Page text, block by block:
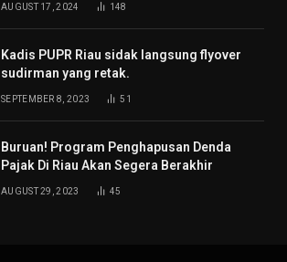
AUGUST 17, 2024 148
Kadis PUPR Riau sidak langsung flyover
sudirman yang retak.
SEPTEMBER 8, 2023 51
Buruan! Program Penghapusan Denda
Pajak Di Riau Akan Segera Berakhir
AUGUST 29, 2023 45